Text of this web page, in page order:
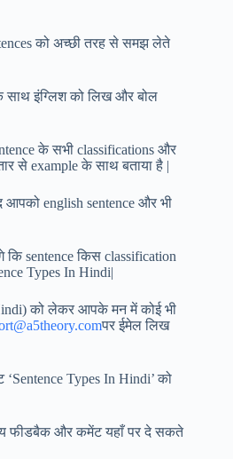
को अच्छी तरह से समझ लेते
इंग्लिश को लिख और बोल
के सभी classifications और
से example के साथ बताया है |
english sentence और भी
sentence किस classification
Types In Hindi|
को लेकर आपके मन में कोई भी
पर ईमेल लिख
Types In Hindi’ को
फीडबैक और कमेंट यहाँ पर दे सकते